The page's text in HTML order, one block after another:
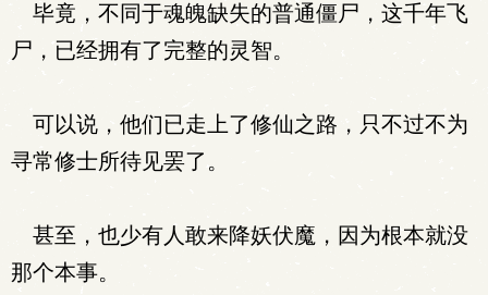
毕竟，不同于魂魄缺失的普通僵尸，这千年飞
尸，已经拥有了完整的灵智。
可以说，他们已走上了修仙之路，只不过不为
寻常修士所待见罢了。
甚至，也少有人敢来降妖伏魔，因为根本就没
那个本事。